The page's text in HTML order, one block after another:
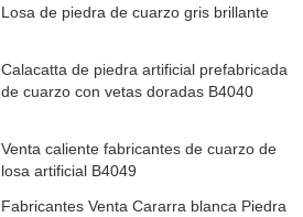
Losa de piedra de cuarzo gris brillante
Calacatta de piedra artificial prefabricada
de cuarzo con vetas doradas B4040
Venta caliente fabricantes de cuarzo de
losa artificial B4049
Fabricantes Venta Cararra blanca Piedra